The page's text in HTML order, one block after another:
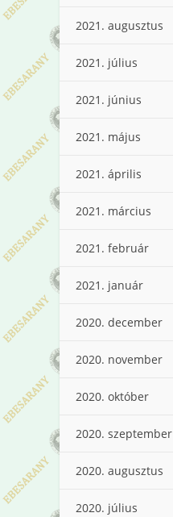
2021. augusztus
2021. július
2021. június
2021. május
2021. április
2021. március
2021. február
2021. január
2020. december
2020. november
2020. október
2020. szeptember
2020. augusztus
2020. július